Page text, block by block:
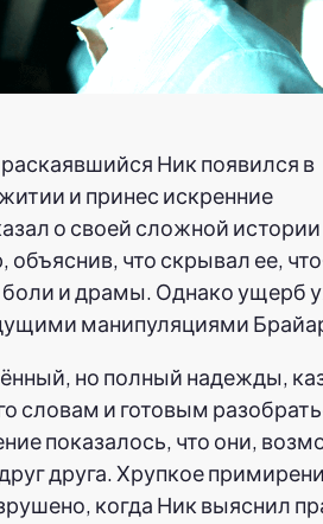
Ник появился в
и принес искренние
о своей сложной истории
объяснив, что скрывал ее,
и драмы. Однако ущерб
манипуляциями
но полный надежды,
словам и готовым
показалось, что они,
друга. Хрупкое
когда Ник выяснил